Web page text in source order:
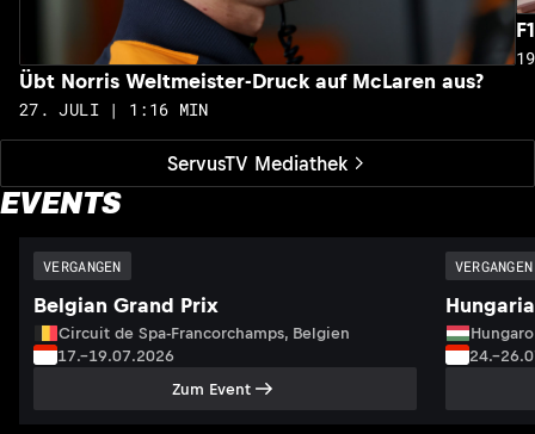
ServusTV Mediathek
Übt Norris Weltmeister-Druck auf McLaren aus?
27. JULI | 1:16 MIN
EVENTS
VERGANGEN
Belgian Grand Prix
Circuit de Spa-Francorchamps, Belgien
17.–19.07.2026
Zum Event
VERGANGEN